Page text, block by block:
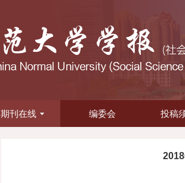
期刊在线 编委会 投稿